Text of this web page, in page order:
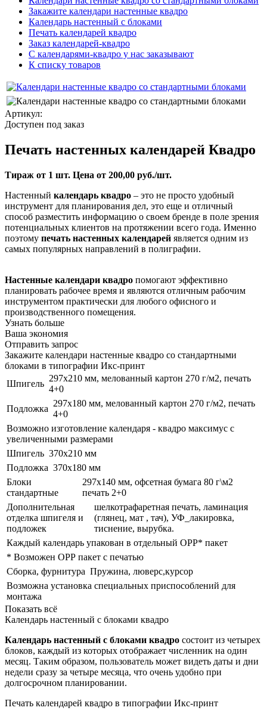
Закажите календари настенные квадро
Календарь настенный с блоками
Печать календарей квадро
Заказ календарей-квадро
С календарями-квадро у нас заказывают
К списку товаров
Артикул:
Доступен под заказ
Печать настенных календарей Квадро
Тираж от 1 шт. Цена от 200,00 руб./шт.
Настенный календарь квадро – это не просто удобный
инструмент для планирования дел, это еще и отличный
способ разместить информацию о своем бренде в поле зрения
потенциальных клиентов на протяжении всего года. Именно
поэтому печать настенных календарей является одним из
самых популярных направлений в полиграфии.
Настенные календари квадро помогают эффективно
планировать рабочее время и являются отличным рабочим
инструментом практически для любого офисного и
производственного помещения.
Узнать больше
Ваша экономия
Отправить запрос
Закажите календари настенные квадро со стандартными
блоками в типографии Икс-принт
Шпигель
297x210 мм, мелованный картон 270 г/м2, печать
4+0
Подложка
297x180 мм, мелованный картон 270 г/м2, печать
4+0
Возможно изготовление календаря - квадро максимус с
увеличенными размерами
Шпигель 370x210 мм
Подложка 370x180 мм
Блоки
стандартные
297x140 мм, офсетная бумага 80 г\м2
печать 2+0
Дополнительная
отделка шпигеля и
подложек
шелкотрафаретная печать, ламинация
(глянец, мат , тач), УФ_лакировка,
тиснение, вырубка.
Каждый календарь упакован в отдельный ОРР* пакет
* Возможен ОРР пакет с печатью
Сборка, фурнитура Пружина, люверс,курсор
Возможна установка специальных приспособлений для
монтажа
Показать всё
Календарь настенный с блоками квадро
Календарь настенный с блоками квадро состоит из четырех
блоков, каждый из которых отображает численник на один
месяц. Таким образом, пользователь может видеть даты и дни
недели сразу за четыре месяца, что очень удобно при
долгосрочном планировании.
Печать календарей квадро в типографии Икс-принт